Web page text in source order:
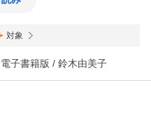
対象
子書籍版 / 鈴木由美子